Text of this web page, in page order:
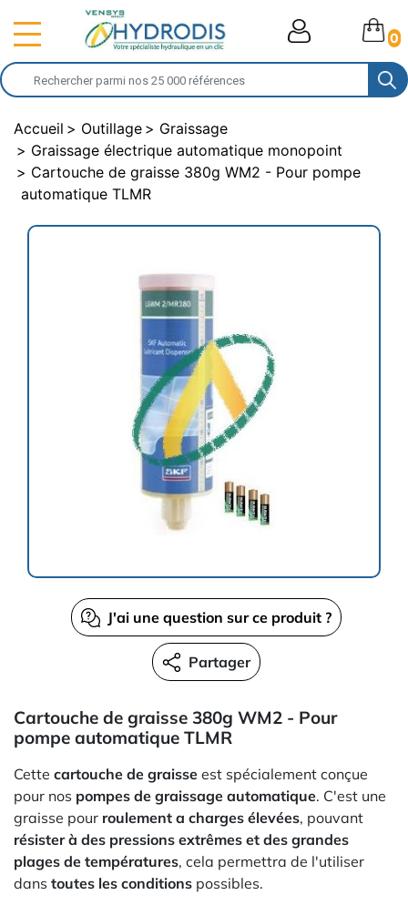
0
Accueil Outillage
Graissage
Graissage électrique automatique monopoint
Cartouche de graisse 380g WM2 - Pour pompe
automatique TLMR
J'ai une question sur ce produit ?
Partager
Cartouche de graisse 380g WM2 - Pour
pompe automatique TLMR
Cette cartouche de graisse est spécialement conçue
pour nos pompes de graissage automatique. C'est une
graisse pour roulement a charges élevées, pouvant
résister à des pressions extrêmes et des grandes
plages de températures, cela permettra de l'utiliser
dans toutes les conditions possibles.